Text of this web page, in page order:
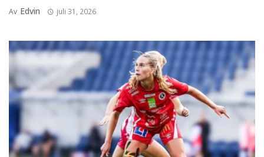
Av Edvin juli 31, 2026